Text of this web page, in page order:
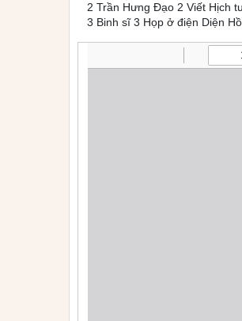
2 Trần Hưng Đạo 2 Viết Hịch
3 Binh sĩ 3 Họp ở điện Diện